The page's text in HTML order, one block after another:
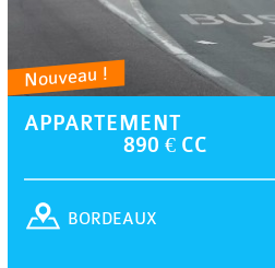
Nouveau !
APPARTEMENT
890 € CC
BORDEAUX